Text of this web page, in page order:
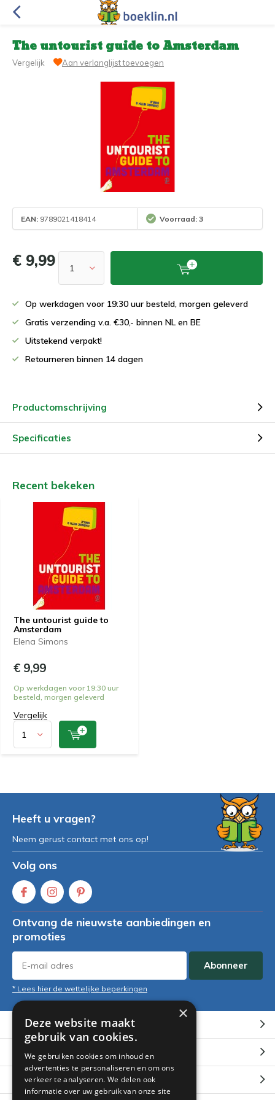
The untourist guide to Amsterdam
Vergelijk Aan verlanglijst toevoegen
EAN: 9789021418414 Voorraad: 3
€ 9,99
Op werkdagen voor 19:30 uur besteld, morgen geleverd
Gratis verzending v.a. €30,- binnen NL en BE
Uitstekend verpakt!
Retourneren binnen 14 dagen
Productomschrijving
Specificaties
Recent bekeken
The untourist guide to
Amsterdam
Elena Simons
€ 9,99
Op werkdagen voor 19:30 uur
besteld, morgen geleverd
Vergelijk
Heeft u vragen?
Neem gerust contact met ons op!
Volg ons
Ontvang de nieuwste aanbiedingen en
promoties
Abonneer
* Lees hier de wettelijke beperkingen
Klantenservice
Mijn account
Categorieën
×
Deze website maakt
gebruik van cookies.
We gebruiken cookies om inhoud en
advertenties te personaliseren en om ons
verkeer te analyseren. We delen ook
informatie over uw gebruik van onze site